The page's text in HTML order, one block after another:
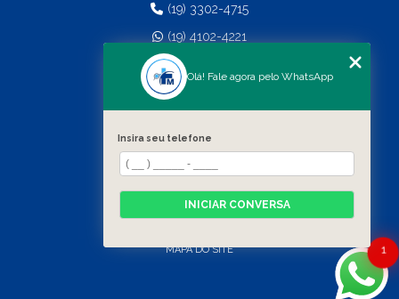
(19) 3302-4715
(19) 4102-4221
comercial@matosepicoli.com.br
HOME
QUEM SOMOS
CONTATO
MAPA DO SITE
1
Olá! Fale agora pelo WhatsApp
Insira seu telefone
INICIAR CONVERSA